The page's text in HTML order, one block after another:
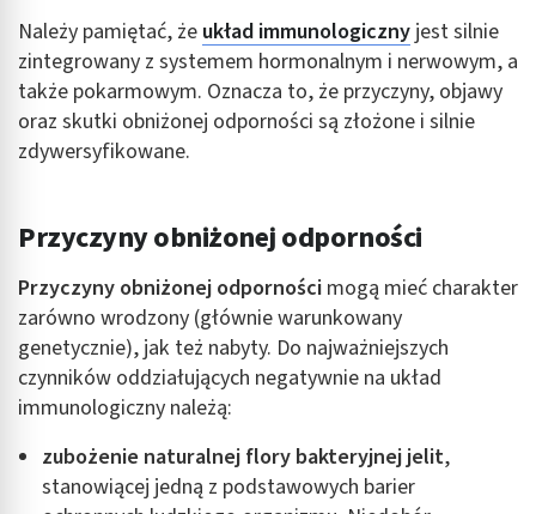
Należy pamiętać, że układ immunologiczny jest silnie
zintegrowany z systemem hormonalnym i nerwowym, a
także pokarmowym. Oznacza to, że przyczyny, objawy
oraz skutki obniżonej odporności są złożone i silnie
zdywersyfikowane.
Przyczyny obniżonej odporności
Przyczyny obniżonej odporności mogą mieć charakter
zarówno wrodzony (głównie warunkowany
genetycznie), jak też nabyty. Do najważniejszych
czynników oddziałujących negatywnie na układ
immunologiczny należą:
zubożenie naturalnej flory bakteryjnej jelit,
stanowiącej jedną z podstawowych barier